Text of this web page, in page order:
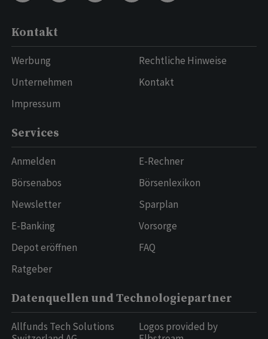
Kontakt
Werbung
Unternehmen
Impressum
Rechtliche Hinweise
Kontakt
Services
Anmelden
Börsenabos
Newsletter
E-Banking
Depot eröffnen
Ratgeber
E-Rechner
Börsenlexikon
Sparplan
Vorsorge
FAQ
Datenquellen und Technologiepartner
Allfunds Tech Solutions
Logos provided by